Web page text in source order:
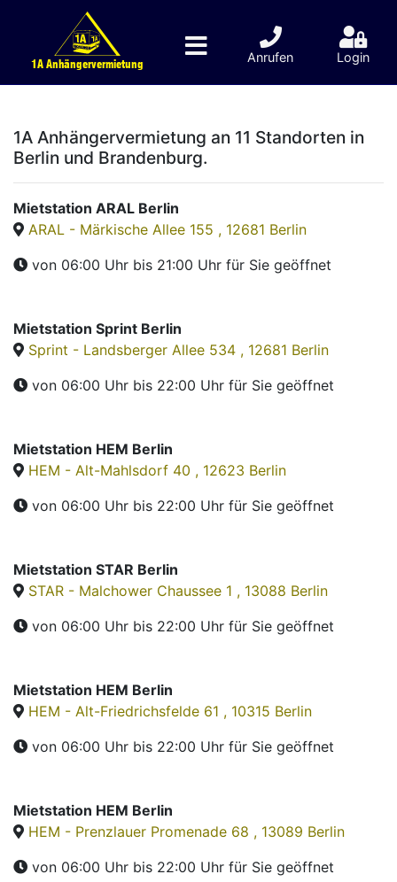
1A Anhängervermietung Anrufen Login
1A Anhängervermietung an 11 Standorten in
Berlin und Brandenburg.
Mietstation ARAL Berlin
ARAL - Märkische Allee 155 , 12681 Berlin
von 06:00 Uhr bis 21:00 Uhr für Sie geöffnet
Mietstation Sprint Berlin
Sprint - Landsberger Allee 534 , 12681 Berlin
von 06:00 Uhr bis 22:00 Uhr für Sie geöffnet
Mietstation HEM Berlin
HEM - Alt-Mahlsdorf 40 , 12623 Berlin
von 06:00 Uhr bis 22:00 Uhr für Sie geöffnet
Mietstation STAR Berlin
STAR - Malchower Chaussee 1 , 13088 Berlin
von 06:00 Uhr bis 22:00 Uhr für Sie geöffnet
Mietstation HEM Berlin
HEM - Alt-Friedrichsfelde 61 , 10315 Berlin
von 06:00 Uhr bis 22:00 Uhr für Sie geöffnet
Mietstation HEM Berlin
HEM - Prenzlauer Promenade 68 , 13089 Berlin
von 06:00 Uhr bis 22:00 Uhr für Sie geöffnet